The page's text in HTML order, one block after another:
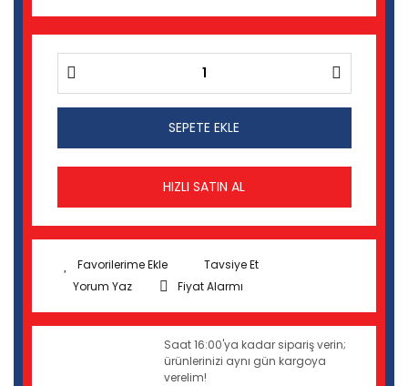
SEPETE EKLE
HIZLI SATIN AL
Tavsiye Et
Yorum Yaz
Fiyat Alarmı
Saat 16:00'ya kadar sipariş verin;
ürünlerinizi aynı gün kargoya
verelim!